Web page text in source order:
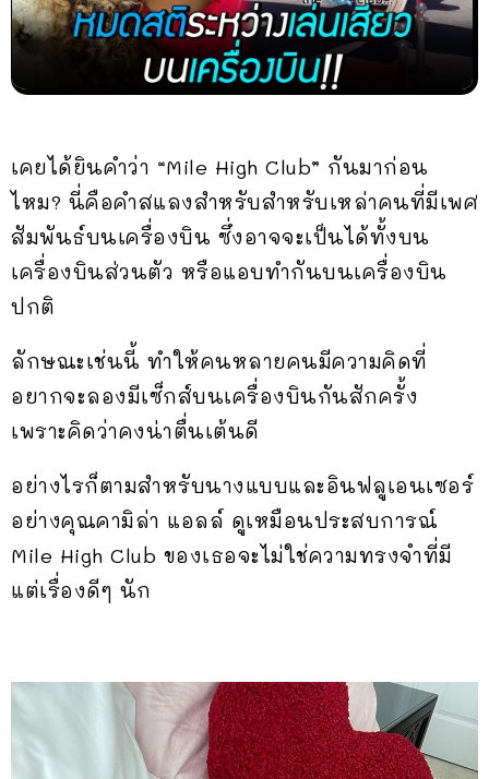
เคยได้ยินคำว่า “Mile High Club” กันมาก่อน
ไหม? นี่คือคำสแลงสำหรับสำหรับเหล่าคนที่มีเพศ
สัมพันธ์บนเครื่องบิน ซึ่งอาจจะเป็นได้ทั้งบน
เครื่องบินส่วนตัว หรือแอบทำกันบนเครื่องบิน
ปกติ
ลักษณะเช่นนี้ ทำให้คนหลายคนมีความคิดที่
อยากจะลองมีเซ็กส์บนเครื่องบินกันสักครั้ง
เพราะคิดว่าคงน่าตื่นเต้นดี
อย่างไรก็ตามสำหรับนางแบบและอินฟลูเอนเซอร์
อย่างคุณคามิล่า แอลล์ ดูเหมือนประสบการณ์
Mile High Club ของเธอจะไม่ใช่ความทรงจำที่มี
แต่เรื่องดีๆ นัก